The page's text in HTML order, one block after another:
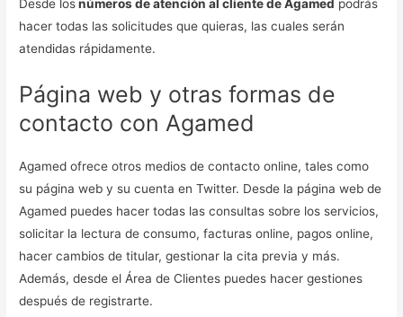
Desde losnúmeros de atención al cliente de Agamed podrás
hacer todas las solicitudes que quieras, las cuales serán
atendidas rápidamente.
Página web y otras formas de
contacto con Agamed
Agamed ofrece otros medios de contacto online, tales como
su página web y su cuenta en Twitter. Desde la página web de
Agamed puedes hacer todas las consultas sobre los servicios,
solicitar la lectura de consumo, facturas online, pagos online,
hacer cambios de titular, gestionar la cita previa y más.
Además, desde el Área de Clientes puedes hacer gestiones
después de registrarte.